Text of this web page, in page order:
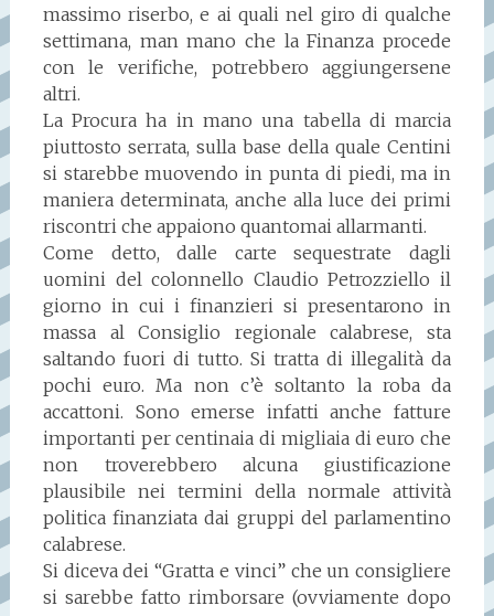
massimo riserbo, e ai quali nel giro di qualche
settimana, man mano che la Finanza procede
con le verifiche, potrebbero aggiungersene
altri.
La Procura ha in mano una tabella di marcia
piuttosto serrata, sulla base della quale Centini
si starebbe muovendo in punta di piedi, ma in
maniera determinata, anche alla luce dei primi
riscontri che appaiono quantomai allarmanti.
Come detto, dalle carte sequestrate dagli
uomini del colonnello Claudio Petrozziello il
giorno in cui i finanzieri si presentarono in
massa al Consiglio regionale calabrese, sta
saltando fuori di tutto. Si tratta di illegalità da
pochi euro. Ma non c’è soltanto la roba da
accattoni. Sono emerse infatti anche fatture
importanti per centinaia di migliaia di euro che
non troverebbero alcuna giustificazione
plausibile nei termini della normale attività
politica finanziata dai gruppi del parlamentino
calabrese.
Si diceva dei “Gratta e vinci” che un consigliere
si sarebbe fatto rimborsare (ovviamente dopo